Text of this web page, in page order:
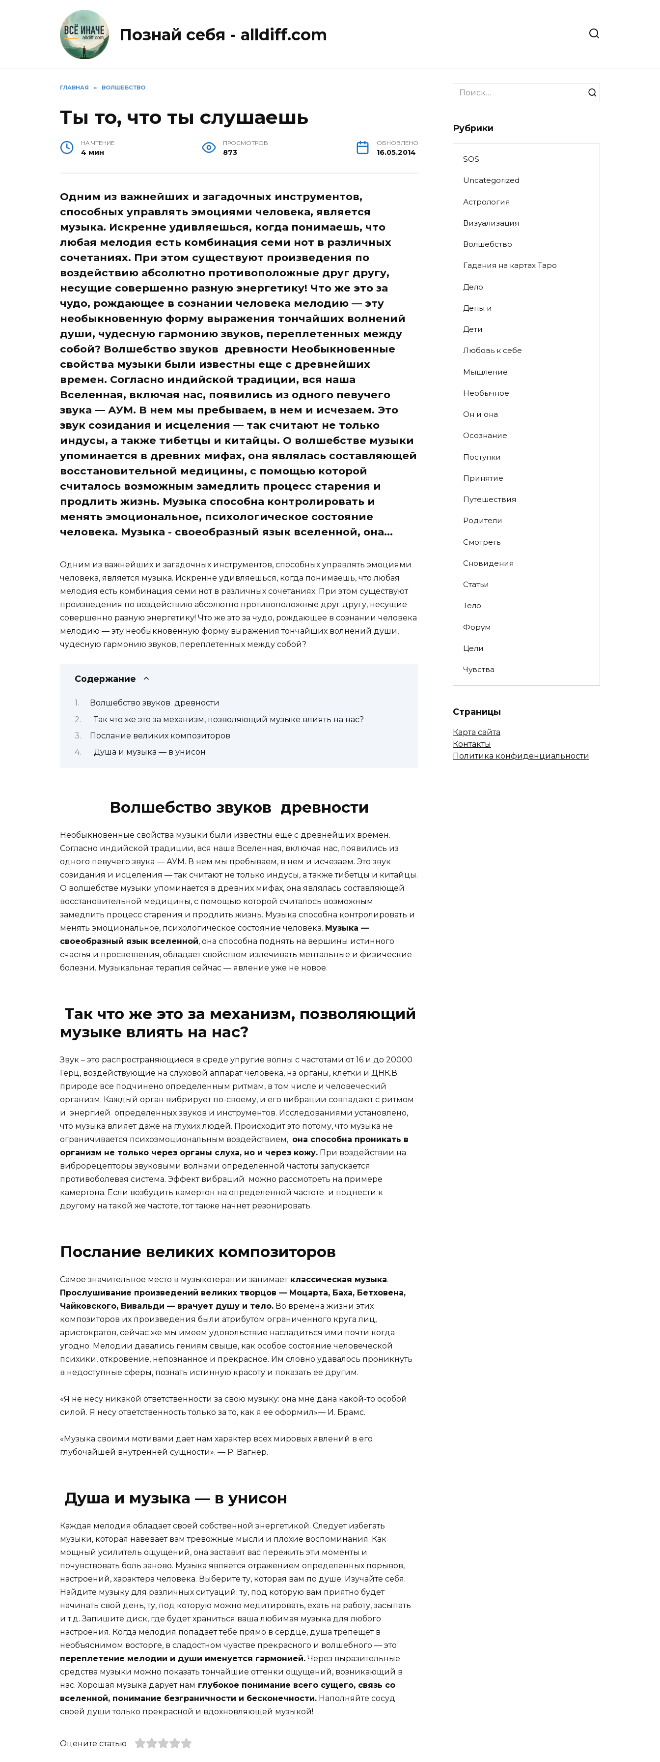
Познай себя - alldiff.com
ГЛАВНАЯ » ВОЛШЕБСТВО
Ты то, что ты слушаешь
НА ЧТЕНИЕ
4 мин
ПРОСМОТРОВ
873
ОБНОВЛЕНО
16.05.2014
Одним из важнейших и загадочных инструментов,
способных управлять эмоциями человека, является
музыка. Искренне удивляешься, когда понимаешь, что
любая мелодия есть комбинация семи нот в различных
сочетаниях. При этом существуют произведения по
воздействию абсолютно противоположные друг другу,
несущие совершенно разную энергетику! Что же это за
чудо, рождающее в сознании человека мелодию — эту
необыкновенную форму выражения тончайших волнений
души, чудесную гармонию звуков, переплетенных между
собой? Волшебство звуков древности Необыкновенные
свойства музыки были известны еще с древнейших
времен. Согласно индийской традиции, вся наша
Вселенная, включая нас, появились из одного певучего
звука — АУМ. В нем мы пребываем, в нем и исчезаем. Это
звук созидания и исцеления — так считают не только
индусы, а также тибетцы и китайцы. О волшебстве музыки
упоминается в древних мифах, она являлась составляющей
восстановительной медицины, с помощью которой
считалось возможным замедлить процесс старения и
продлить жизнь. Музыка способна контролировать и
менять эмоциональное, психологическое состояние
человека. Музыка - своеобразный язык вселенной, она...
Одним из важнейших и загадочных инструментов, способных управлять эмоциями
человека, является музыка. Искренне удивляешься, когда понимаешь, что любая
мелодия есть комбинация семи нот в различных сочетаниях. При этом существуют
произведения по воздействию абсолютно противоположные друг другу, несущие
совершенно разную энергетику! Что же это за чудо, рождающее в сознании человека
мелодию — эту необыкновенную форму выражения тончайших волнений души,
чудесную гармонию звуков, переплетенных между собой?
Содержание
Волшебство звуков древности
Так что же это за механизм, позволяющий музыке влиять на нас?
Послание великих композиторов
Душа и музыка — в унисон
Волшебство звуков древности
Необыкновенные свойства музыки были известны еще с древнейших времен.
Согласно индийской традиции, вся наша Вселенная, включая нас, появились из
одного певучего звука — АУМ. В нем мы пребываем, в нем и исчезаем. Это звук
созидания и исцеления — так считают не только индусы, а также тибетцы и китайцы.
О волшебстве музыки упоминается в древних мифах, она являлась составляющей
восстановительной медицины, с помощью которой считалось возможным
замедлить процесс старения и продлить жизнь. Музыка способна контролировать и
менять эмоциональное, психологическое состояние человека. Музыка —
своеобразный язык вселенной, она способна поднять на вершины истинного
счастья и просветления, обладает свойством излечивать ментальные и физические
болезни. Музыкальная терапия сейчас — явление уже не новое.
Так что же это за механизм, позволяющий
музыке влиять на нас?
Звук – это распространяющиеся в среде упругие волны с частотами от 16 и до 20000
Герц, воздействующие на слуховой аппарат человека, на органы, клетки и ДНК.В
природе все подчинено определенным ритмам, в том числе и человеческий
организм. Каждый opган вибрирует по-своему, и его вибрации совпадают с ритмом
и энергией определенных звуков и инструментов. Исследованиями установлено,
что музыка влияет даже на глухих людей. Происходит это потому, что музыка не
ограничивается психоэмоциональным воздействием, она способна проникать в
организм не только через органы слуха, но и через кожу. При воздействии на
виброрецепторы звуковыми волнами определенной частоты запускается
противоболевая система. Эффект вибраций можно рассмотреть на примере
камертона. Если возбудить камертон на определенной частоте и поднести к
другому на такой же частоте, тот также начнет резонировать.
Послание великих композиторов
Самое значительное место в музыкотерапии занимаетклассическая музыка.
Прослушивание произведений великих творцов — Моцарта, Баха, Бетховена,
Чайковского, Вивальди — врачует душу и тело. Во времена жизни этих
композиторов их произведения были атрибутом ограниченного круга лиц,
аристократов, сейчас же мы имеем удовольствие насладиться ими почти когда
угодно. Мелодии давались гениям свыше, как особое состояние человеческой
психики, откровение, непознанное и прекрасное. Им словно удавалось проникнуть
в недоступные сферы, познать истинную красоту и показать ее другим.
«Я не несу никакой ответственности за свою музыку: она мне дана какой-то особой
силой. Я несу ответственность только за то, как я ее оформил»— И. Брамс.
«Музыка своими мотивами дает нам характер всех мировых явлений в его
глубочайшей внутренней сущности». — Р. Вагнер.
Душа и музыка — в унисон
Каждая мелодия обладает своей собственной энергетикой. Следует избегать
музыки, которая навевает вам тревожные мысли и плохие воспоминания. Как
мощный усилитель ощущений, она заставит вас пережить эти моменты и
почувствовать боль заново. Музыка является отражением определенных порывов,
настроений, характера человека. Выберите ту, которая вам по душе. Изучайте себя.
Найдите музыку для различных ситуаций: ту, под которую вам приятно будет
начинать свой день, ту, под которую можно медитировать, ехать на работу, засыпать
и т.д. Запишите диск, где будет храниться ваша любимая музыка для любого
настроения. Когда мелодия попадает тебе прямо в сердце, душа трепещет в
необъяснимом восторге, в сладостном чувстве прекрасного и волшебного — это
переплетение мелодии и души именуется гармонией. Через выразительные
средства музыки можно показать тончайшие оттенки ощущений, возникающий в
нас. Хорошая музыка дарует нам глубокое понимание всего сущего, связь со
вселенной, понимание безграничности и бесконечности. Наполняйте сосуд
своей души только прекрасной и вдохновляющей музыкой!
Оцените статью
Search
for:
Рубрики
SOS
Uncategorized
Астрология
Визуализация
Волшебство
Гадания на картах Таро
Дело
Деньги
Дети
Любовь к себе
Мышление
Необычное
Он и она
Осознание
Поступки
Принятие
Путешествия
Родители
Смотреть
Сновидения
Статьи
Тело
Форум
Цели
Чувства
Страницы
Карта сайта
Контакты
Политика конфиденциальности